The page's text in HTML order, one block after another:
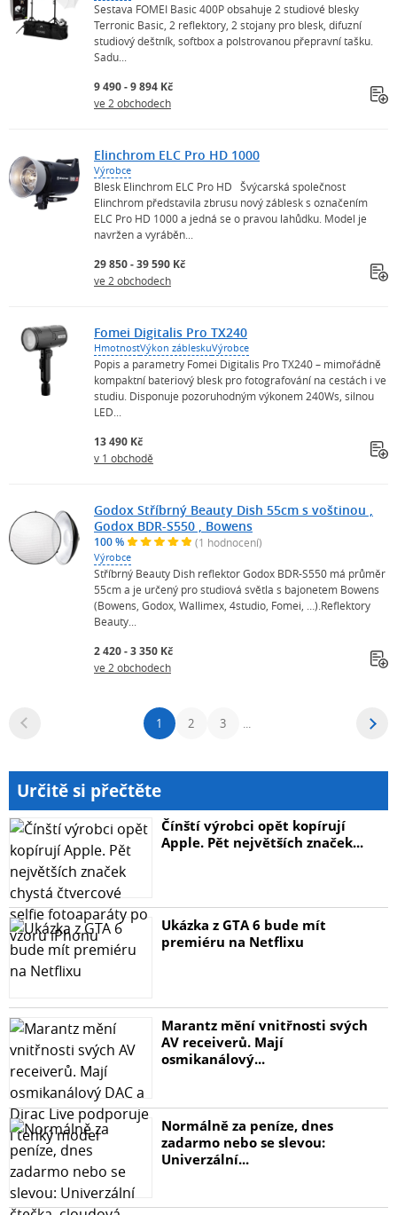
Sestava FOMEI Basic 400P obsahuje 2 studiové blesky
Terronic Basic, 2 reflektory, 2 stojany pro blesk, difuzní
studiový deštník, softbox a polstrovanou přepravní tašku.
Sadu...
9 490 - 9 894 Kč
ve 2 obchodech
Elinchrom ELC Pro HD 1000
Výrobce
Blesk Elinchrom ELC Pro HD Švýcarská společnost
Elinchrom představila zbrusu nový záblesk s označením
ELC Pro HD 1000 a jedná se o pravou lahůdku. Model je
navržen a vyráběn...
29 850 - 39 590 Kč
ve 2 obchodech
Fomei Digitalis Pro TX240
HmotnostVýkon zábleskuVýrobce
Popis a parametry Fomei Digitalis Pro TX240 – mimořádně
kompaktní bateriový blesk pro fotografování na cestách i ve
studiu. Disponuje pozoruhodným výkonem 240Ws, silnou
LED...
13 490 Kč
v 1 obchodě
Godox Stříbrný Beauty Dish 55cm s voštinou ,
Godox BDR-S550 , Bowens
100 % (1 hodnocení)
Výrobce
Stříbrný Beauty Dish reflektor Godox BDR-S550 má průměr
55cm a je určený pro studiová světla s bajonetem Bowens
(Bowens, Godox, Wallimex, 4studio, Fomei, …).Reflektory
Beauty...
2 420 - 3 350 Kč
ve 2 obchodech
1 2 3
Určitě si přečtěte
Čínští výrobci opět kopírují
Apple. Pět největších značek...
Ukázka z GTA 6 bude mít
premiéru na Netflixu
Marantz mění vnitřnosti svých
AV receiverů. Mají
osmikanálový...
Normálně za peníze, dnes
zadarmo nebo se slevou:
Univerzální...